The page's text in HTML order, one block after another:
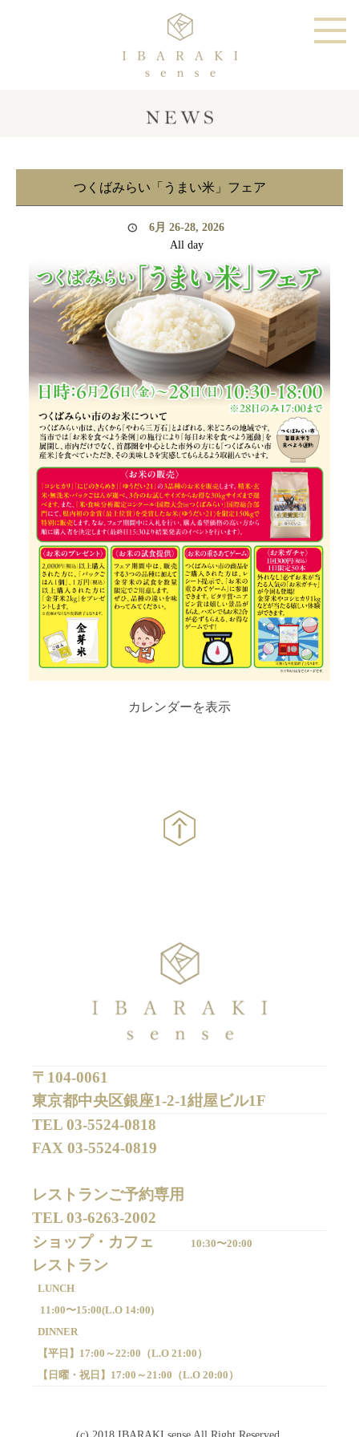
つくばみらい「うまい米」フェア
6月 26-28, 2026
All day
カレンダーを表示
〒104-0061
東京都中央区銀座1-2-1紺屋ビル1F
TEL 03-5524-0818
FAX 03-5524-0819
レストランご予約専用
TEL 03-6263-2002
ショップ・カフェ
10:30〜20:00
LUNCH
11:00〜15:00(L.O 14:00)
DINNER
【平日】 17:00～22:00（L.O 21:00）
【日曜・祝日】 17:00～21:00（L.O 20:00）
(c) 2018 IBARAKI sense All Right Reserved.